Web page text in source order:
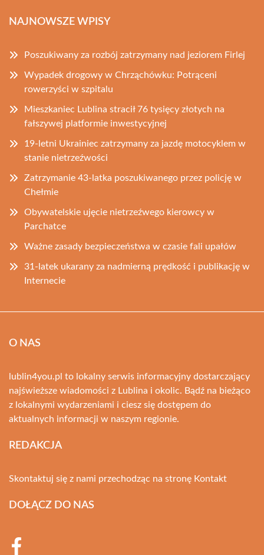
NAJNOWSZE WPISY
Poszukiwany za rozbój zatrzymany nad jeziorem Firlej
Wypadek drogowy w Chrząchówku: Potrąceni
rowerzyści w szpitalu
Mieszkaniec Lublina stracił 76 tysięcy złotych na
fałszywej platformie inwestycyjnej
19-letni Ukrainiec zatrzymany za jazdę motocyklem w
stanie nietrzeźwości
Zatrzymanie 43-latka poszukiwanego przez policję w
Chełmie
Obywatelskie ujęcie nietrzeźwego kierowcy w
Parchatce
Ważne zasady bezpieczeństwa w czasie fali upałów
31-latek ukarany za nadmierną prędkość i publikację w
Internecie
O NAS
lublin4you.pl to lokalny serwis informacyjny dostarczający
najświeższe wiadomości z Lublina i okolic. Bądź na bieżąco
z lokalnymi wydarzeniami i ciesz się dostępem do
aktualnych informacji w naszym regionie.
REDAKCJA
Skontaktuj się z nami przechodząc na stronę Kontakt
DOŁĄCZ DO NAS